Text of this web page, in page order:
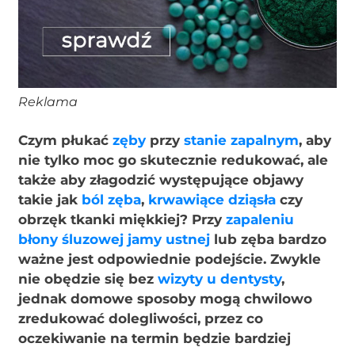
Reklama
Czym płukaćzęby przystanie zapalnym, aby
nie tylko moc go skutecznie redukować, ale
także aby złagodzić występujące objawy
takie jak ból zęba, krwawiące dziąsła czy
obrzęk tkanki miękkiej? Przyzapaleniu
błony śluzowej jamy ustnej lub zęba bardzo
ważne jest odpowiednie podejście. Zwykle
nie obędzie się bezwizyty u dentysty,
jednak domowe sposoby mogą chwilowo
zredukować dolegliwości, przez co
oczekiwanie na termin będzie bardziej